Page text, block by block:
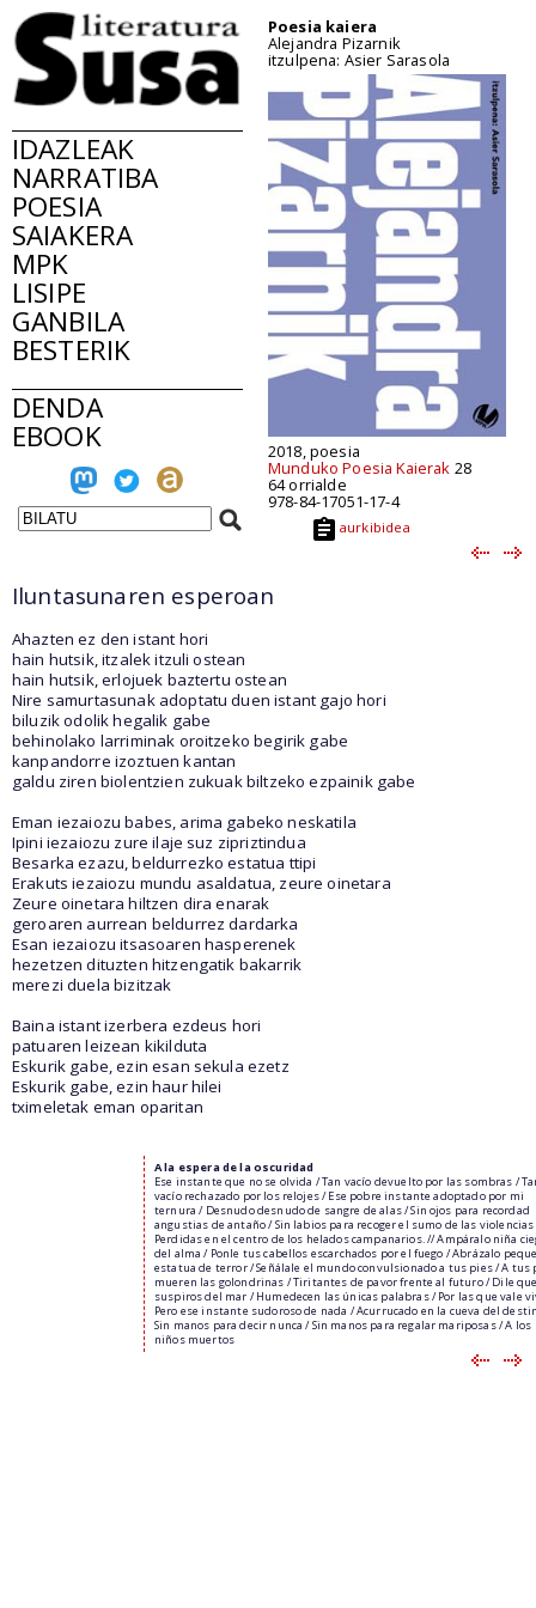
IDAZLEAK
NARRATIBA
POESIA
SAIAKERA
MPK
LISIPE
GANBILA
BESTERIK
DENDA
EBOOK
Poesia kaiera
Alejandra Pizarnik
itzulpena: Asier Sarasola
2018, poesia
Munduko Poesia Kaierak 28
64 orrialde
978-84-17051-17-4
aurkibidea
Iluntasunaren esperoan
Ahazten ez den istant hori
hain hutsik, itzalek itzuli ostean
hain hutsik, erlojuek baztertu ostean
Nire samurtasunak adoptatu duen istant gajo hori
biluzik odolik hegalik gabe
behinolako larriminak oroitzeko begirik gabe
kanpandorre izoztuen kantan
galdu ziren biolentzien zukuak biltzeko ezpainik gabe
Eman iezaiozu babes, arima gabeko neskatila
Ipini iezaiozu zure ilaje suz zipriztindua
Besarka ezazu, beldurrezko estatua ttipi
Erakuts iezaiozu mundu asaldatua, zeure oinetara
Zeure oinetara hiltzen dira enarak
geroaren aurrean beldurrez dardarka
Esan iezaiozu itsasoaren hasperenek
hezetzen dituzten hitzengatik bakarrik
merezi duela bizitzak
Baina istant izerbera ezdeus hori
patuaren leizean kikilduta
Eskurik gabe, ezin esan sekula ezetz
Eskurik gabe, ezin haur hilei
tximeletak eman oparitan
A la espera de la oscuridad
Ese instante que no se olvida / Tan vacío devuelto por las sombras /
vacío rechazado por los relojes / Ese pobre instante adoptado por mi
ternura / Desnudo desnudo de sangre de alas / Sin ojos para recordad
angustias de antaño / Sin labios para recoger el sumo de las violencias
Perdidas en el centro de los helados campanarios. // Ampáralo niña
del alma / Ponle tus cabellos escarchados por el fuego / Abrázalo
estatua de terror / Señálale el mundo convulsionado a tus pies / A tus
mueren las golondrinas / Tiritantes de pavor frente al futuro / Dile
suspiros del mar / Humedecen las únicas palabras / Por las que vale
Pero ese instante sudoroso de nada / Acurrucado en la cueva del
Sin manos para decir nunca / Sin manos para regalar mariposas / A los
niños muertos